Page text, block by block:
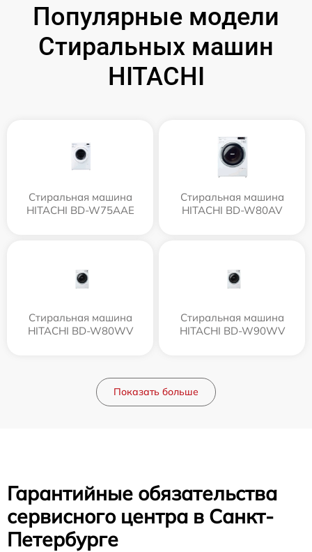
Популярные модели
Стиральных машин
HITACHI
Стиральная машина
HITACHI BD-W75AAE
Стиральная машина
HITACHI BD-W80AV
Стиральная машина
HITACHI BD-W80WV
Стиральная машина
HITACHI BD-W90WV
Показать больше
Гарантийные обязательства
сервисного центра в Санкт-
Петербурге